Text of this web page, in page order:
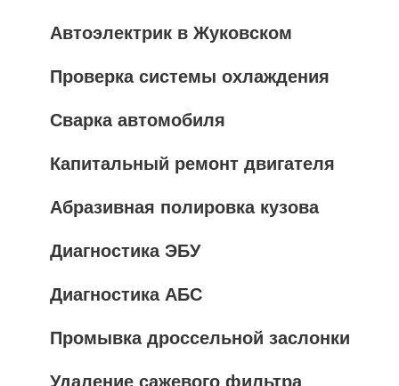
Автоэлектрик в Жуковском
Проверка системы охлаждения
Сварка автомобиля
Капитальный ремонт двигателя
Абразивная полировка кузова
Диагностика ЭБУ
Диагностика АБС
Промывка дроссельной заслонки
Удаление сажевого фильтра